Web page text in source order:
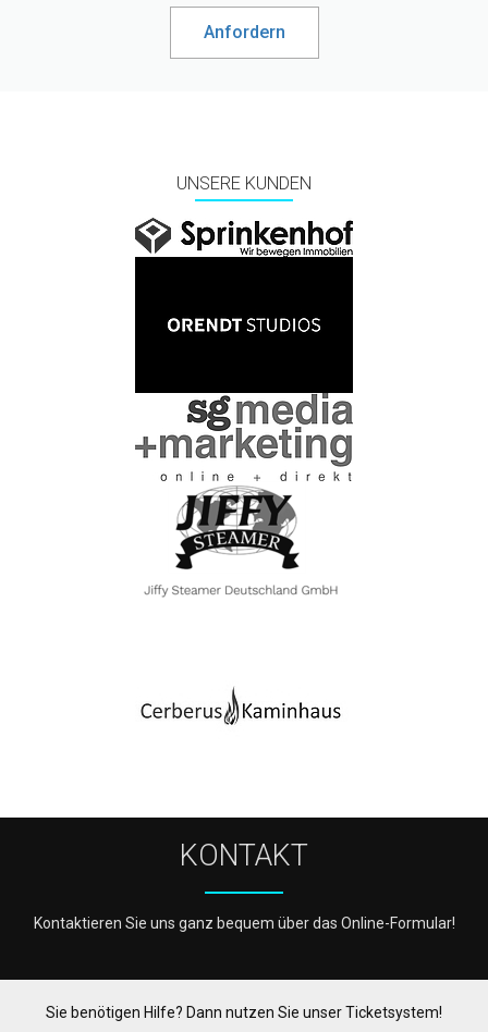
Anfordern
UNSERE KUNDEN
KONTAKT
Kontaktieren Sie uns ganz bequem über das Online-Formular!
Sie benötigen Hilfe? Dann nutzen Sie unser Ticketsystem!